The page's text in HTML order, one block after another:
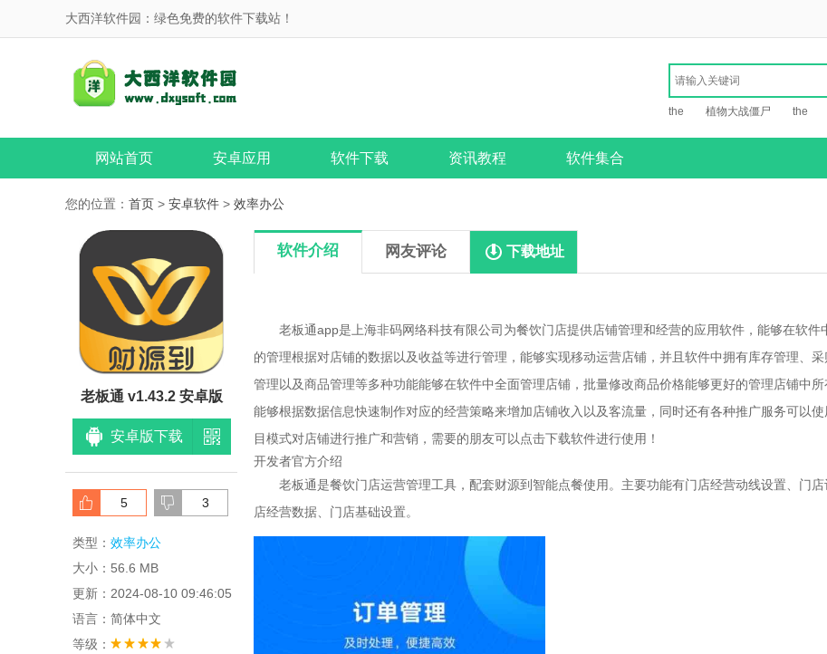
大西洋软件园：绿色免费的软件下载站！
the 植物大战僵尸 the
网站首页 安卓应用 软件下载 资讯教程 软件集合
您的位置： 首页 > 安卓软件 > 效率办公
老板通 v1.43.2 安卓版
安卓版下载
5 3
类型： 效率办公
大小：56.6 MB
更新：2024-08-10 09:46:05
语言：简体中文
等级：
软件介绍 网友评论 下载地址
老板通app是上海非码网络科技有限公司为餐饮门店提供店铺管理和经营的应用软件，能够在软件
的管理根据对店铺的数据以及收益等进行管理，能够实现移动运营店铺，并且软件中拥有库存管理、
管理以及商品管理等多种功能能够在软件中全面管理店铺，批量修改商品价格能够更好的管理店铺中
能够根据数据信息快速制作对应的经营策略来增加店铺收入以及客流量，同时还有各种推广服务可以
目模式对店铺进行推广和营销，需要的朋友可以点击下载软件进行使用！
开发者官方介绍
老板通是餐饮门店运营管理工具，配套财源到智能点餐使用。主要功能有门店经营动线设置、门店
店经营数据、门店基础设置。